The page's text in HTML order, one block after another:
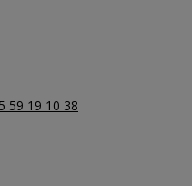
59 19 10 38